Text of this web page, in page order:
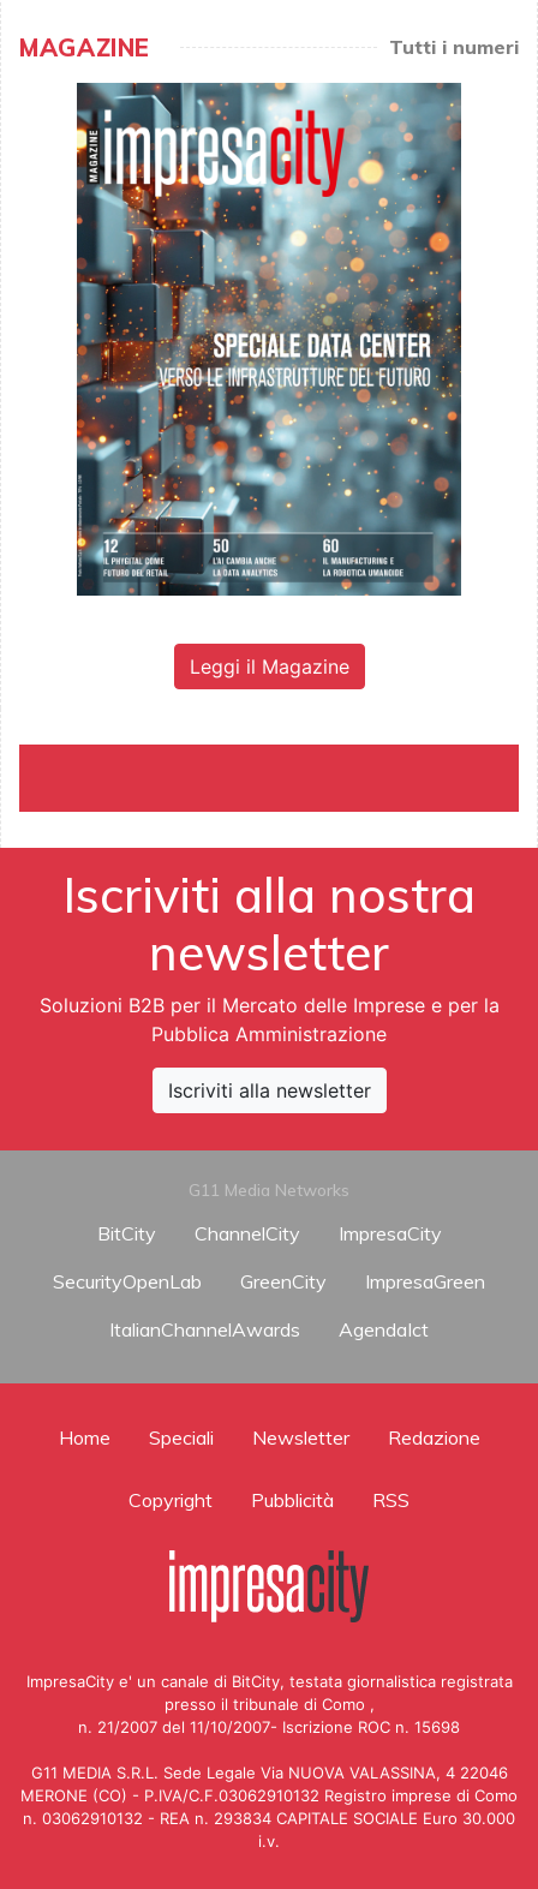
MAGAZINE Tutti i numeri
Leggi il Magazine
Iscriviti alla nostra
newsletter
Soluzioni B2B per il Mercato delle Imprese e per la
Pubblica Amministrazione
Iscriviti alla newsletter
G11 Media Networks
BitCity ChannelCity
ImpresaCity
SecurityOpenLab
GreenCity
ImpresaGreen
ItalianChannelAwards
AgendaIct
Home Speciali Newsletter Redazione
Copyright Pubblicità RSS
ImpresaCity e' un canale di BitCity, testata giornalistica registrata
presso il tribunale di Como ,
n. 21/2007 del 11/10/2007- Iscrizione ROC n. 15698
G11 MEDIA S.R.L. Sede Legale Via NUOVA VALASSINA, 4 22046
MERONE (CO) - P.IVA/C.F.03062910132 Registro imprese di Como
n. 03062910132 - REA n. 293834 CAPITALE SOCIALE Euro 30.000
i.v.